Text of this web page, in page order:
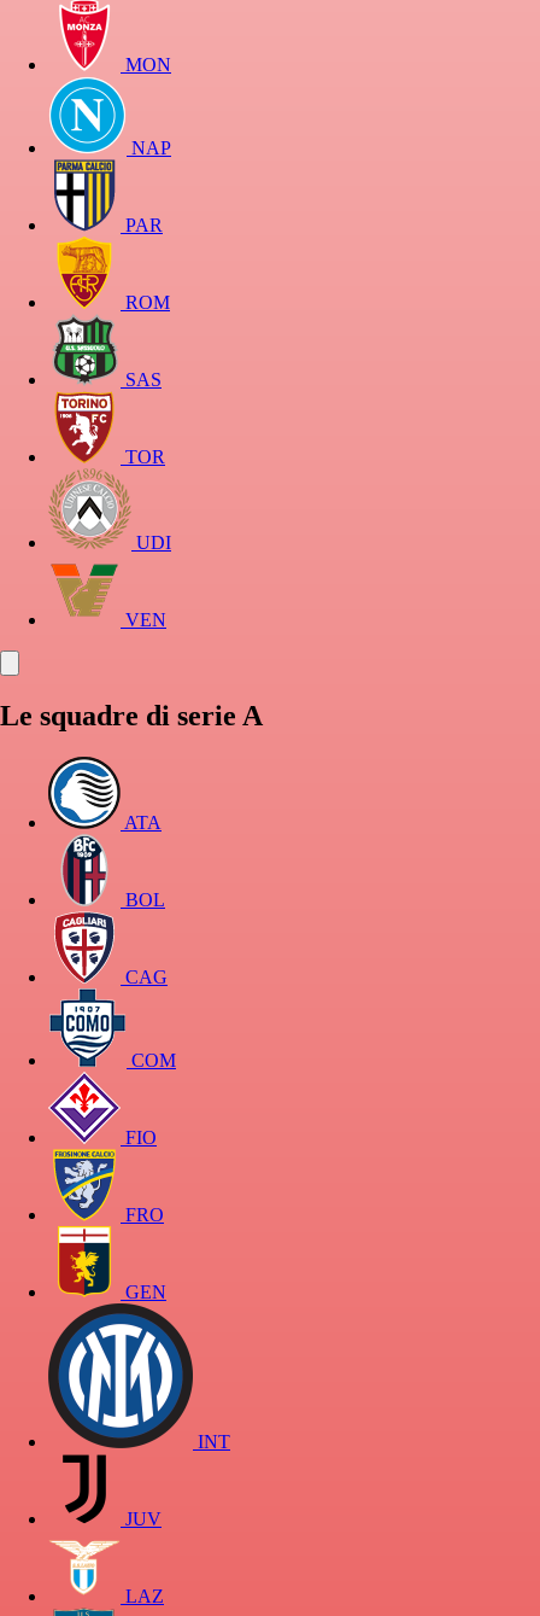
MON
NAP
PAR
ROM
SAS
TOR
UDI
VEN
Le squadre di serie A
ATA
BOL
CAG
COM
FIO
FRO
GEN
INT
JUV
LAZ